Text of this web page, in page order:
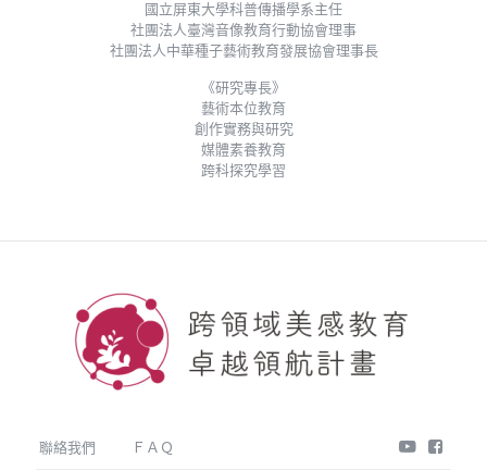
國立屏東大學科普傳播學系主任
社團法人臺灣音像教育行動協會理事
社團法人中華種子藝術教育發展協會理事長
《研究專長》
藝術本位教育
創作實務與研究
媒體素養教育
跨科探究學習
聯絡我們 ＦＡＱ youtube